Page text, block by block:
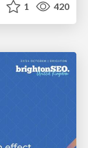
1 420